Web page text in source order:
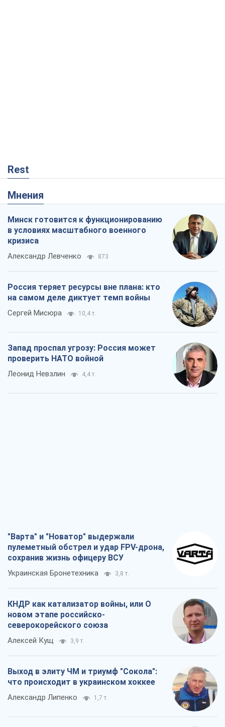
Rest
Мнения
Минск готовится к функционированию
в условиях масштабного военного
кризиса
Александр Левченко 873
Россия теряет ресурсы вне плана: кто
на самом деле диктует темп войны
Сергей Мисюра 10,4 т.
Запад проспал угрозу: Россия может
проверить НАТО войной
Леонид Невзлин 4,4 т.
"Варта" и "Новатор" выдержали
пулеметный обстрел и удар FPV-дрона,
сохранив жизнь офицеру ВСУ
Украинская Бронетехника 3,8 т.
КНДР как катализатор войны, или О
новом этапе российско-
северокорейского союза
Алексей Кущ 3,9 т.
Выход в элиту ЧМ и триумф "Сокола":
что происходит в украинском хоккее
Александр Липенко 1,7 т.